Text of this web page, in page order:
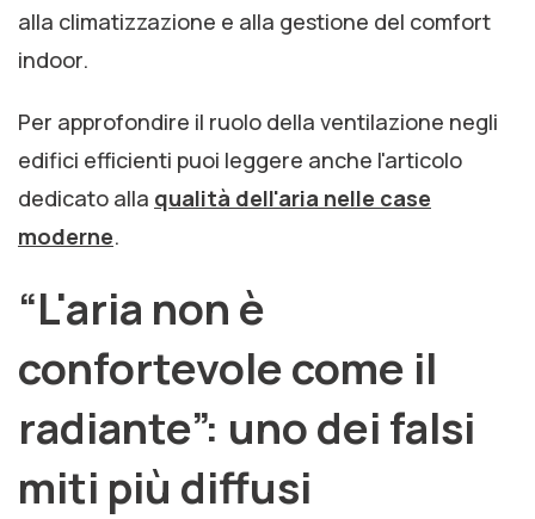
alla climatizzazione e alla gestione del comfort
indoor.
Per approfondire il ruolo della ventilazione negli
edifici efficienti puoi leggere anche l'articolo
dedicato alla qualità dell'aria nelle case
moderne.
“L'aria non è
confortevole come il
radiante”: uno dei falsi
miti più diffusi